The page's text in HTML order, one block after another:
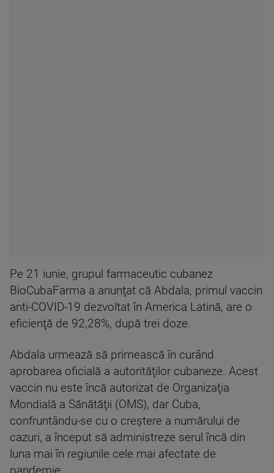
Pe 21 iunie, grupul farmaceutic cubanez
BioCubaFarma a anunţat că Abdala, primul vaccin
anti-COVID-19 dezvoltat în America Latină, are o
eficienţă de 92,28%, după trei doze.
Abdala urmează să primească în curând
aprobarea oficială a autorităţilor cubaneze. Acest
vaccin nu este încă autorizat de Organizaţia
Mondială a Sănătăţii (OMS), dar Cuba,
confruntându-se cu o creştere a numărului de
cazuri, a început să administreze serul încă din
luna mai în regiunile cele mai afectate de